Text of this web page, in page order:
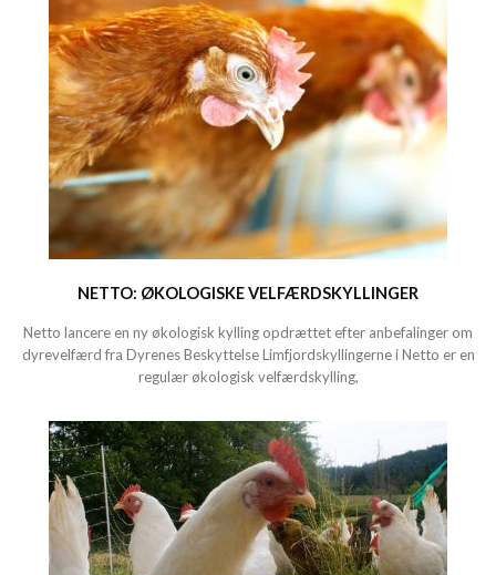
NETTO: ØKOLOGISKE VELFÆRDSKYLLINGER
Netto lancere en ny økologisk kylling opdrættet efter anbefalinger om
dyrevelfærd fra Dyrenes Beskyttelse Limfjordskyllingerne i Netto er en
regulær økologisk velfærdskylling,